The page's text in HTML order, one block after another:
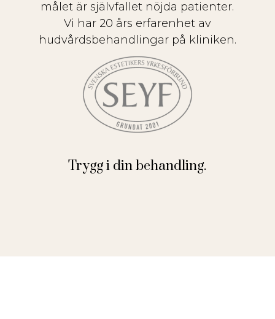
målet är självfallet nöjda patienter.
Vi har 20 års erfarenhet av
hudvårdsbehandlingar på kliniken.
Trygg i din behandling.